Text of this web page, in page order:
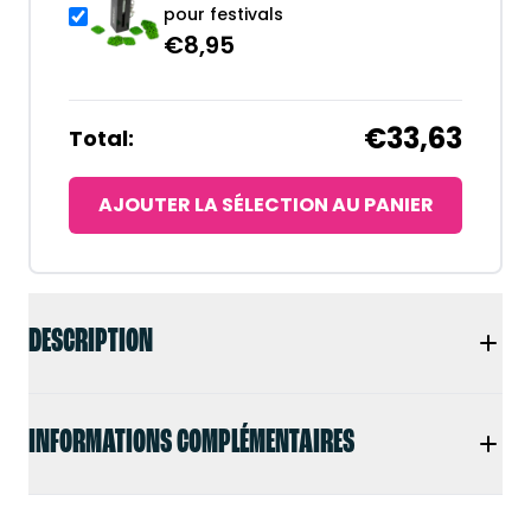
DESCRIPTION
INFORMATIONS COMPLÉMENTAIRES
pour festivals
€8,95
Total: €33,63
AJOUTER LA SÉLECTION AU PANIER